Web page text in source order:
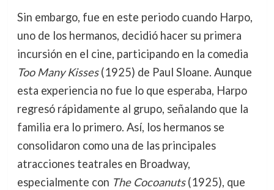
Sin embargo, fue en este periodo cuando Harpo,
uno de los hermanos, decidió hacer su primera
incursión en el cine, participando en la comedia
Too Many Kisses(1925) de Paul Sloane. Aunque
esta experiencia no fue lo que esperaba, Harpo
regresó rápidamente al grupo, señalando que la
familia era lo primero. Así, los hermanos se
consolidaron como una de las principales
atracciones teatrales en Broadway,
especialmente con The Cocoanuts(1925), que